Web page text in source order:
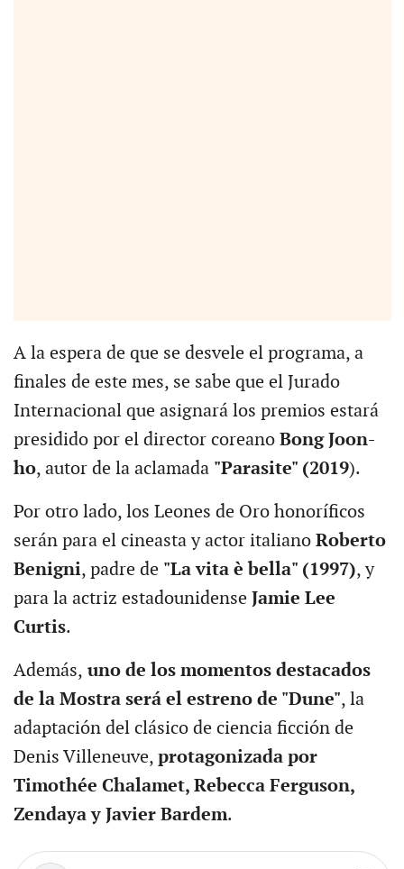
A la espera de que se desvele el programa, a
finales de este mes, se sabe que el Jurado
Internacional que asignará los premios estará
presidido por el director coreano Bong Joon-
ho, autor de la aclamada "Parasite" (2019).
Por otro lado, los Leones de Oro honoríficos
serán para el cineasta y actor italiano Roberto
Benigni, padre de "La vita è bella" (1997), y
para la actriz estadounidense Jamie Lee
Curtis.
Además, uno de los momentos destacados
de la Mostra será el estreno de "Dune", la
adaptación del clásico de ciencia ficción de
Denis Villeneuve, protagonizada por
Timothée Chalamet, Rebecca Ferguson,
Zendaya y Javier Bardem.